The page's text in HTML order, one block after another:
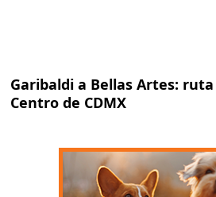
Garibaldi a Bellas Artes:
Centro de CDMX